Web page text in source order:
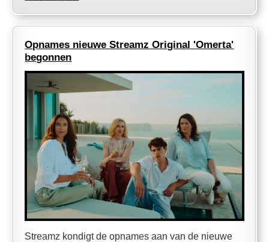
Opnames nieuwe Streamz Original 'Omerta'
begonnen
Streamz kondigt de opnames aan van de nieuwe